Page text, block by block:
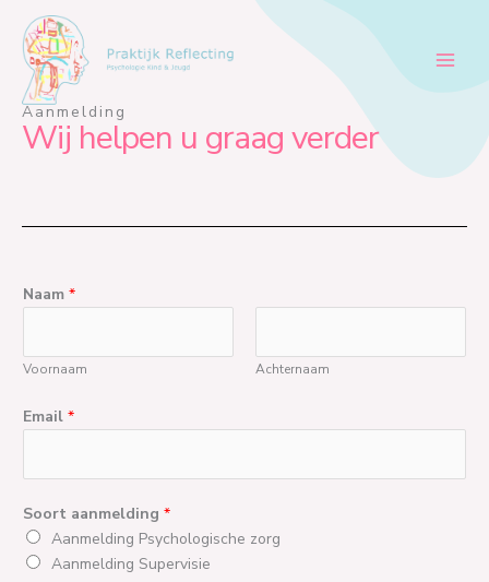
naar
inhoud
Aanmelding
Wij helpen u graag verder
Naam *
Voornaam Achternaam
Email *
Soort aanmelding *
Aanmelding Psychologische zorg
Aanmelding Supervisie